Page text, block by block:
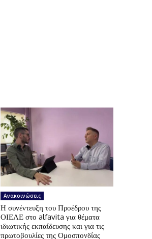
Ανακοινώσεις
Η συνέντευξη του Προέδρου της
ΟΙΕΛΕ στο alfavita για θέματα
ιδιωτικής εκπαίδευσης και για τις
πρωτοβουλίες της Ομοσπονδίας